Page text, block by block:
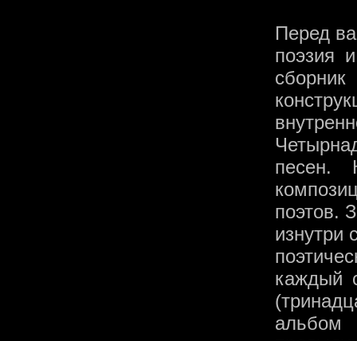
Перед
поэзия
песен.
поэтов.
изнутри
каждый
альбом